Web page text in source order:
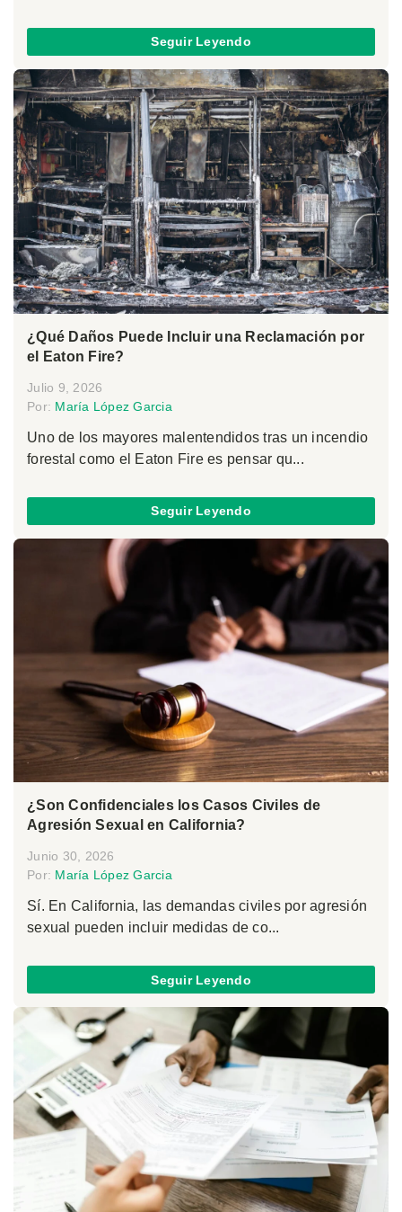
Seguir Leyendo
¿Qué Daños Puede Incluir una Reclamación por
el Eaton Fire?
Julio 9, 2026
Por: María López Garcia
Uno de los mayores malentendidos tras un incendio
forestal como el Eaton Fire es pensar qu...
Seguir Leyendo
¿Son Confidenciales los Casos Civiles de
Agresión Sexual en California?
Junio 30, 2026
Por: María López Garcia
Sí. En California, las demandas civiles por agresión
sexual pueden incluir medidas de co...
Seguir Leyendo